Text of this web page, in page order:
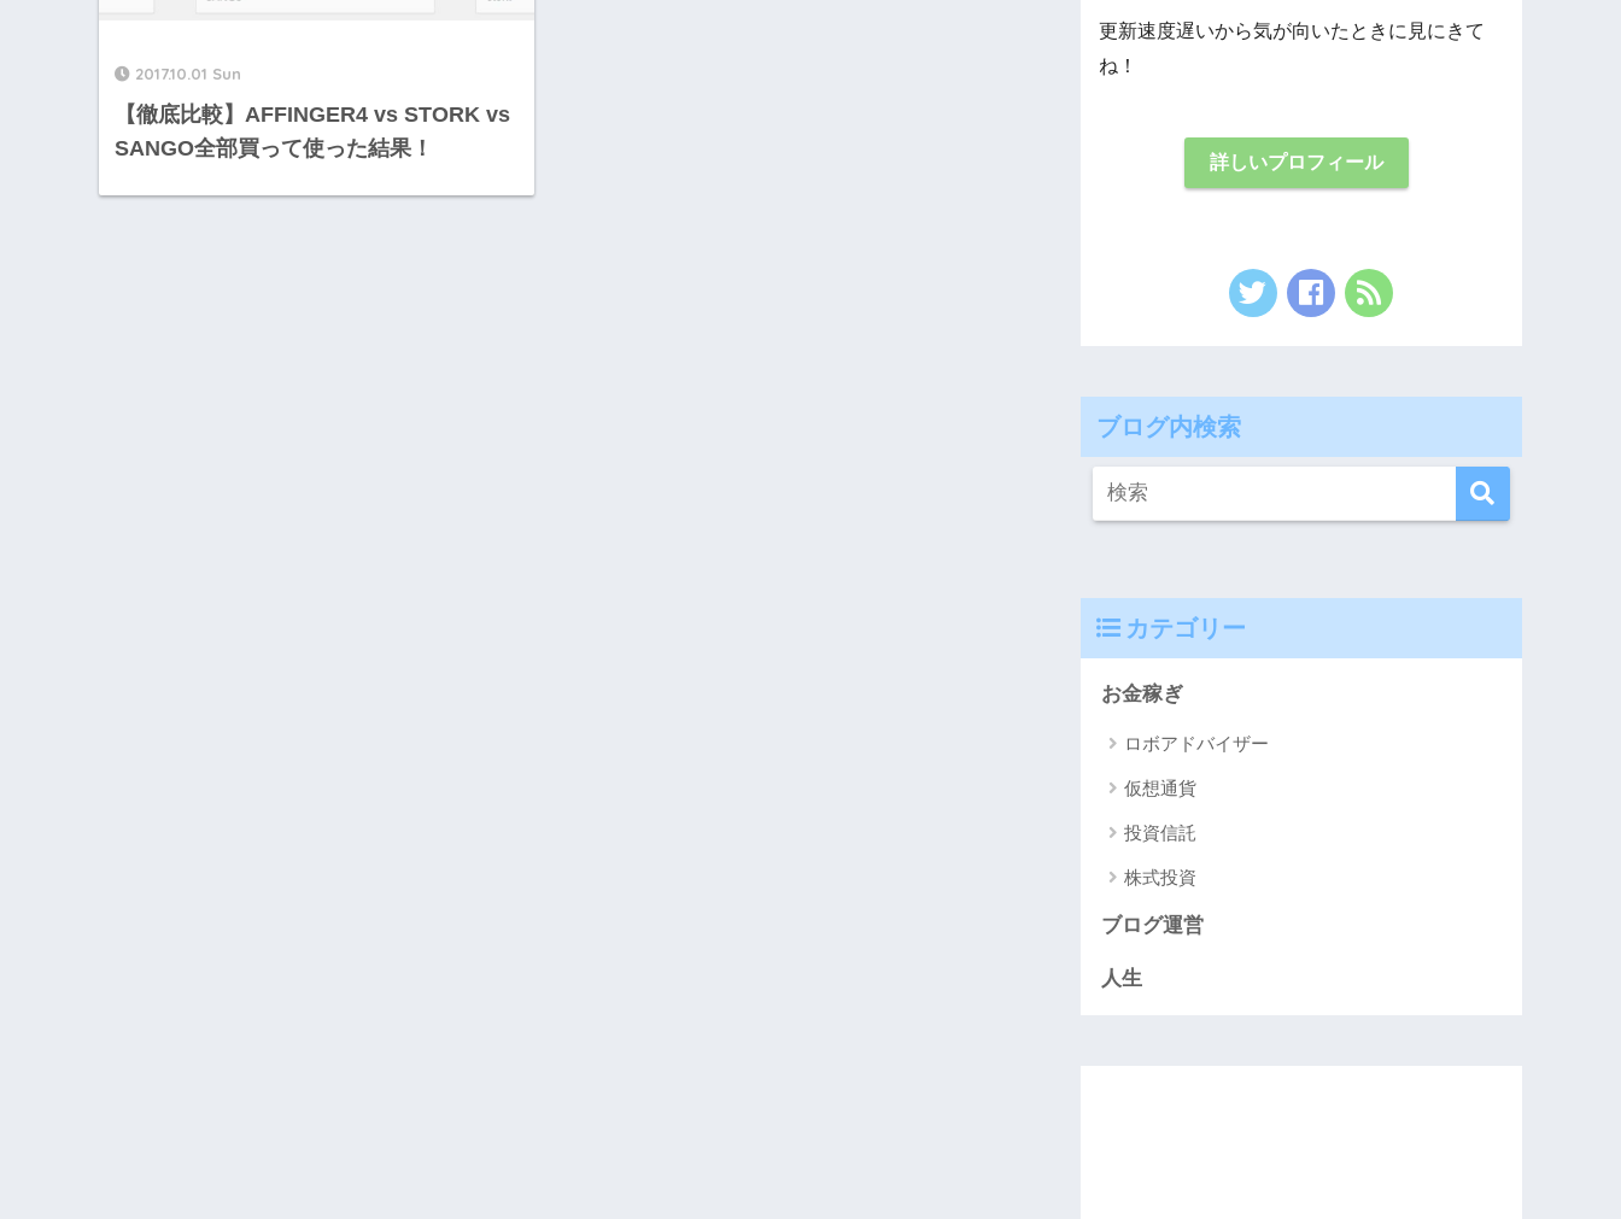
2017.10.01 Sun
【徹底比較】AFFINGER4 vs STORK vs
SANGO全部買って使った結果！
更新速度遅いから気が向いたときに見にきて
ね！
詳しいプロフィール
ブログ内検索
カテゴリー
お金稼ぎ
ロボアドバイザー
仮想通貨
投資信託
株式投資
ブログ運営
人生